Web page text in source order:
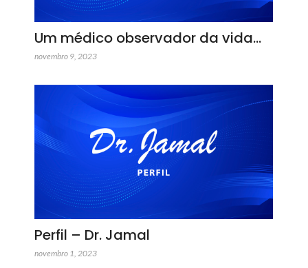
Um médico observador da vida…
novembro 9, 2023
Perfil – Dr. Jamal
novembro 1, 2023